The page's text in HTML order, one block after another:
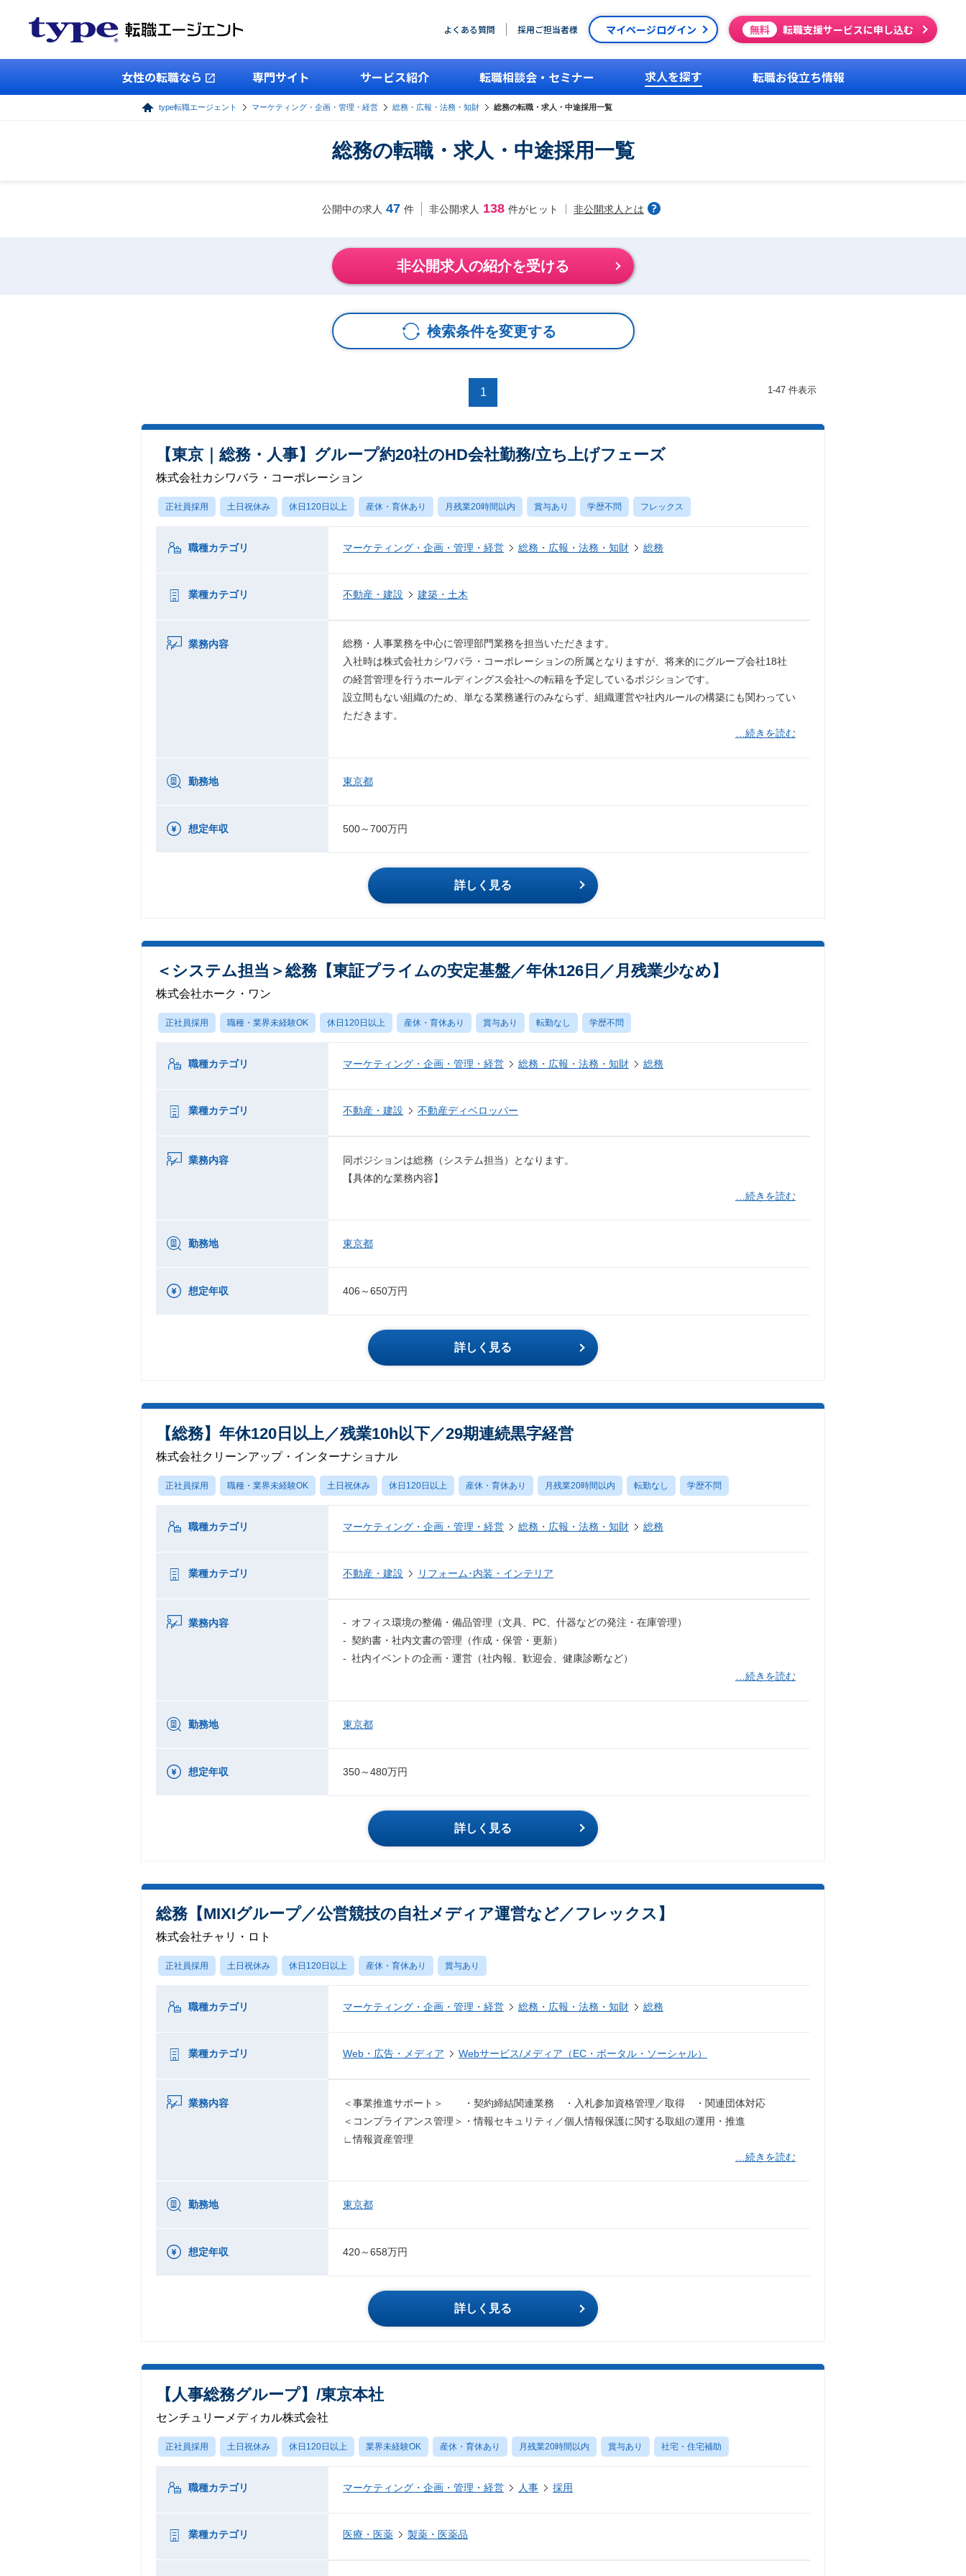
よくある質問 採用ご担当者様 マイページログイン 無料 転職支援サービスに申し込む
女性の転職なら 専門サイト サービス紹介 転職相談会・セミナー 求人を探す 転職お役立ち情報
type転職エージェント マーケティング・企画・管理・経営 総務・広報・法務・知財 総務の転職・求人・中途採用一覧
総務の転職・求人・中途採用一覧
公開中の求人 47 件 非公開求人 138 件がヒット 非公開求人とは
非公開求人の紹介を受ける
検索条件を変更する
1 1-47 件表示
【東京｜総務・人事】グループ約20社のHD会社勤務/立ち上げフェーズ
株式会社カシワバラ・コーポレーション
正社員採用 土日祝休み 休日120日以上 産休・育休あり 月残業20時間以内 賞与あり 学歴不問 フレックス
職種カテゴリ マーケティング・企画・管理・経営 総務・広報・法務・知財 総務
業種カテゴリ 不動産・建設 建築・土木
業務内容
総務・人事業務を中心に管理部門業務を担当いただきます。
入社時は株式会社カシワバラ・コーポレーションの所属となりますが、将来的にグループ会社18社
の経営管理を行うホールディングス会社への転籍を予定しているポジションです。
設立間もない組織のため、単なる業務遂行のみならず、組織運営や社内ルールの構築にも関わってい
ただきます。
…続きを読む
勤務地 東京都
想定年収 500～700万円
詳しく見る
＜システム担当＞総務【東証プライムの安定基盤／年休126日／月残業少なめ】
株式会社ホーク・ワン
正社員採用 職種・業界未経験OK 休日120日以上 産休・育休あり 賞与あり 転勤なし 学歴不問
職種カテゴリ マーケティング・企画・管理・経営 総務・広報・法務・知財 総務
業種カテゴリ 不動産・建設 不動産ディベロッパー
業務内容
同ポジションは総務（システム担当）となります。
【具体的な業務内容】
…続きを読む
勤務地 東京都
想定年収 406～650万円
詳しく見る
【総務】年休120日以上／残業10h以下／29期連続黒字経営
株式会社クリーンアップ・インターナショナル
正社員採用 職種・業界未経験OK 土日祝休み 休日120日以上 産休・育休あり 月残業20時間以内 転勤なし 学歴不問
職種カテゴリ マーケティング・企画・管理・経営 総務・広報・法務・知財 総務
業種カテゴリ 不動産・建設 リフォーム･内装・インテリア
業務内容
- オフィス環境の整備・備品管理（文具、PC、什器などの発注・在庫管理）
- 契約書・社内文書の管理（作成・保管・更新）
- 社内イベントの企画・運営（社内報、歓迎会、健康診断など）
…続きを読む
勤務地 東京都
想定年収 350～480万円
詳しく見る
総務【MIXIグループ／公営競技の自社メディア運営など／フレックス】
株式会社チャリ・ロト
正社員採用 土日祝休み 休日120日以上 産休・育休あり 賞与あり
職種カテゴリ マーケティング・企画・管理・経営 総務・広報・法務・知財 総務
業種カテゴリ Web・広告・メディア Webサービス/メディア（EC・ポータル・ソーシャル）
業務内容
＜事業推進サポート＞ ・契約締結関連業務 ・入札参加資格管理／取得 ・関連団体対応
＜コンプライアンス管理＞・情報セキュリティ／個人情報保護に関する取組の運用・推進
∟情報資産管理
…続きを読む
勤務地 東京都
想定年収 420～658万円
詳しく見る
【人事総務グループ】/東京本社
センチュリーメディカル株式会社
正社員採用 土日祝休み 休日120日以上 業界未経験OK 産休・育休あり 月残業20時間以内 賞与あり 社宅・住宅補助
職種カテゴリ マーケティング・企画・管理・経営 人事 採用
業種カテゴリ 医療・医薬 製薬・医薬品